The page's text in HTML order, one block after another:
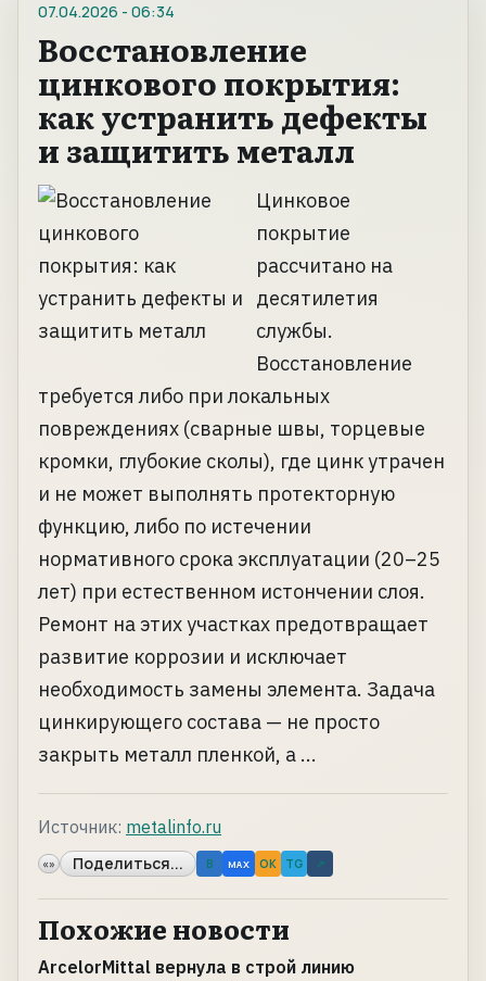
07.04.2026 - 06:34
Восстановление
цинкового покрытия:
как устранить дефекты
и защитить металл
Цинковое
покрытие
рассчитано на
десятилетия
службы.
Восстановление
требуется либо при локальных
повреждениях (сварные швы, торцевые
кромки, глубокие сколы), где цинк утрачен
и не может выполнять протекторную
функцию, либо по истечении
нормативного срока эксплуатации (20–25
лет) при естественном истончении слоя.
Ремонт на этих участках предотвращает
развитие коррозии и исключает
необходимость замены элемента. Задача
цинкирующего состава — не просто
закрыть металл пленкой, а ...
Источник: metalinfo.ru
«» Поделиться... B MAX OK TG ↗
Похожие новости
ArcelorMittal вернула в строй линию